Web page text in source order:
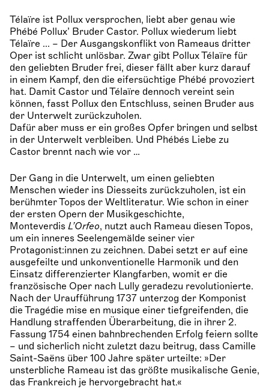
Télaïre ist Pollux versprochen, liebt aber genau wie
Phébé Pollux’ Bruder Castor. Pollux wiederum liebt
Télaïre ... – Der Ausgangskonflikt von Rameaus dritter
Oper ist schlicht unlösbar. Zwar gibt Pollux Télaïre für
den geliebten Bruder frei, dieser fällt aber kurz darauf
in einem Kampf, den die eifersüchtige Phébé provoziert
hat. Damit Castor und Télaïre dennoch vereint sein
können, fasst Pollux den Entschluss, seinen Bruder aus
der Unterwelt zurückzuholen.
Dafür aber muss er ein großes Opfer bringen und selbst
in der Unterwelt verbleiben. Und Phébés Liebe zu
Castor brennt nach wie vor …
Der Gang in die Unterwelt, um einen geliebten
Menschen wieder ins Diesseits zurückzuholen, ist ein
berühmter Topos der Weltliteratur. Wie schon in einer
der ersten Opern der Musikgeschichte,
Monteverdis L’Orfeo, nutzt auch Rameau diesen Topos,
um ein inneres Seelengemälde seiner vier
Protagonist:innen zu zeichnen. Dabei setzt er auf eine
ausgefeilte und unkonventionelle Harmonik und den
Einsatz differenzierter Klangfarben, womit er die
französische Oper nach Lully geradezu revolutionierte.
Nach der Uraufführung 1737 unterzog der Komponist
die Tragédie mise en musique einer tiefgreifenden, die
Handlung straffenden Überarbeitung, die in ihrer 2.
Fassung 1754 einen bahnbrechenden Erfolg feiern sollte
– und sicherlich nicht zuletzt dazu beitrug, dass Camille
Saint-Saëns über 100 Jahre später urteilte: »Der
unsterbliche Rameau ist das größte musikalische Genie,
das Frankreich je hervorgebracht hat.«